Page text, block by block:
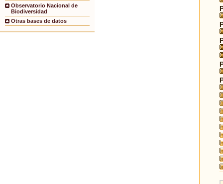
Observatorio Nacional de
Biodiversidad
Otras bases de datos